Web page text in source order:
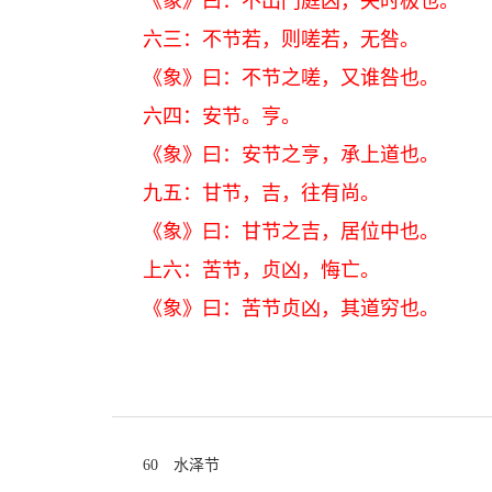
六三：不节若，则嗟若，无咎。
《象》曰：不节之嗟，又谁咎也。
六四：安节。亨。
《象》曰：安节之亨，承上道也。
九五：甘节，吉，往有尚。
《象》曰：甘节之吉，居位中也。
上六：苦节，贞凶，悔亡。
《象》曰：苦节贞凶，其道穷也。
60 水泽节